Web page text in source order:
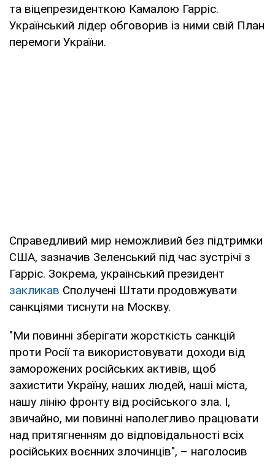
та віцепрезиденткою Камалою Гарріс.
Український лідер обговорив із ними свій План
перемоги України.
Справедливий мир неможливий без підтримки
США, зазначив Зеленський під час зустрічі з
Гарріс. Зокрема, український президент
закликав Сполучені Штати продовжувати
санкціями тиснути на Москву.
"Ми повинні зберігати жорсткість санкцій
проти Росії та використовувати доходи від
заморожених російських активів, щоб
захистити Україну, наших людей, наші міста,
нашу лінію фронту від російського зла. І,
звичайно, ми повинні наполегливо працювати
над притягненням до відповідальності всіх
російських воєнних злочинців", – наголосив